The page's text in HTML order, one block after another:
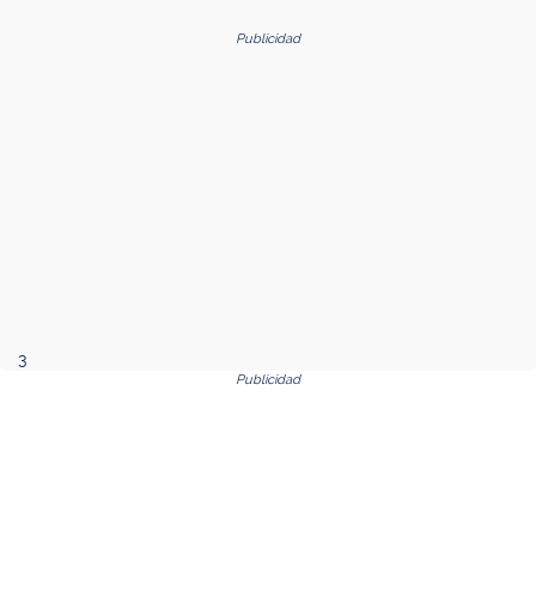
Publicidad
3
Publicidad